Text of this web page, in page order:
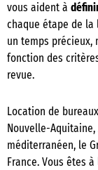
vous aident à
chaque étape de la
un temps précieux,
fonction des
revue.
Location de
Nouvelle-Aquitaine,
méditerranéen, le
France. Vous êtes